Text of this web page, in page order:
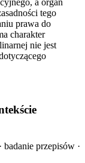
tego
prawa do
charakter
nie jest
przepisów ·